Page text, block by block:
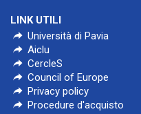
LINK UTILI
Università di Pavia
Aiclu
CercleS
Council of Europe
Privacy policy
Procedure d'acquisto